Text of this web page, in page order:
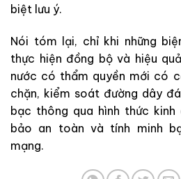
biệt lưu ý.
Nói tóm lại, chỉ khi những
thực hiện đồng bộ và hiệu
nước có thẩm quyền mới có
chặn, kiểm soát đường dây
bạc thông qua hình thức
bảo an toàn và tính minh
mạng.